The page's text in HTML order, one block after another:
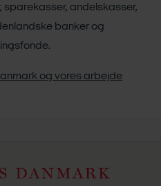
sparekasser, andelskasser,
banker og
og vores arbejde